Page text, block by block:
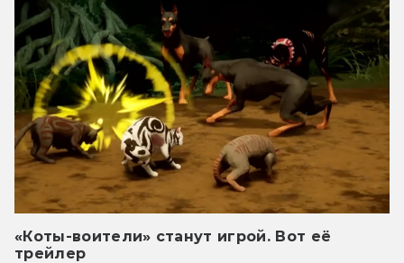
«Коты-воители» станут игрой. Вот её
трейлер